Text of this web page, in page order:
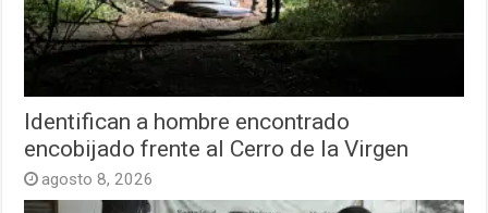
Identifican a hombre encontrado
encobijado frente al Cerro de la Virgen
agosto 8, 2026